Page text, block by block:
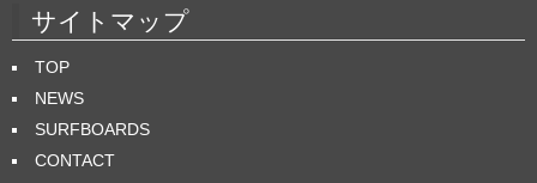
サイトマップ
TOP
NEWS
SURFBOARDS
CONTACT